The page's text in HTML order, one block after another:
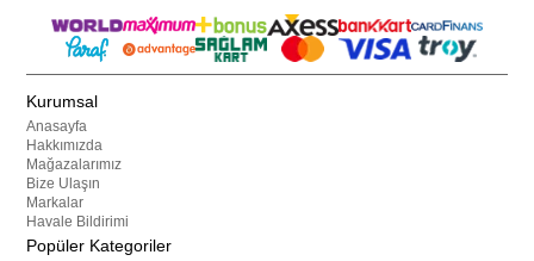
Kurumsal
Anasayfa
Hakkımızda
Mağazalarımız
Bize Ulaşın
Markalar
Havale Bildirimi
Popüler Kategoriler